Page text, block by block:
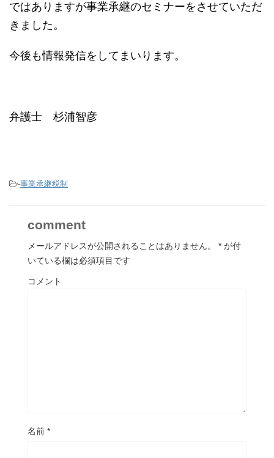
ではありますが事業承継のセミナーをさせていただ
きました。
今後も情報発信をしてまいります。
弁護士 杉浦智彦
-事業承継税制
comment
メールアドレスが公開されることはありません。 * が付
いている欄は必須項目です
コメント
名前 *